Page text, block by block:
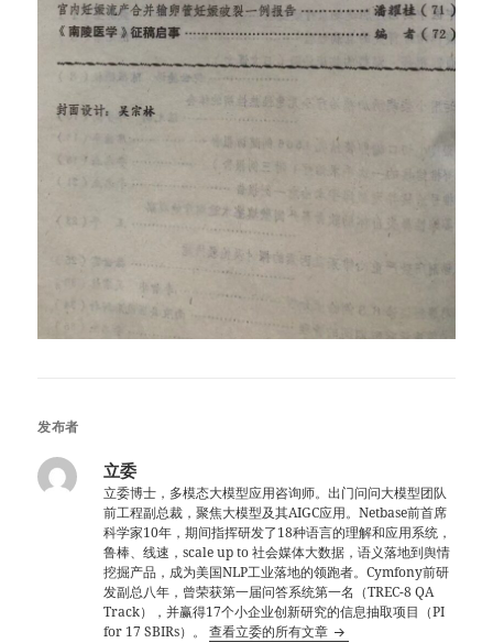
发布者
立委
立委博士，多模态大模型应用咨询师。出门问问大模型团队
前工程副总裁，聚焦大模型及其AIGC应用。Netbase前首席
科学家10年，期间指挥研发了18种语言的理解和应用系统，
鲁棒、线速，scale up to 社会媒体大数据，语义落地到舆情
挖掘产品，成为美国NLP工业落地的领跑者。Cymfony前研
发副总八年，曾荣获第一届问答系统第一名（TREC-8 QA
Track），并赢得17个小企业创新研究的信息抽取项目（PI
for 17 SBIRs）。查看立委的所有文章